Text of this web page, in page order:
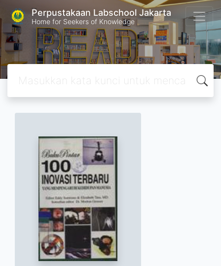
Perpustakaan Labschool Jakarta
Home for Seekers of Knowledge